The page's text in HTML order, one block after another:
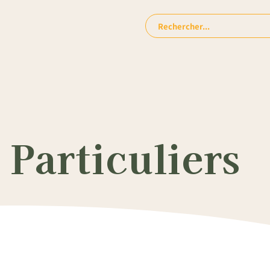
Rechercher:
Particuliers